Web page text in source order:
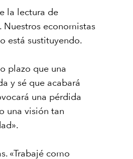
la lectura de
economistas
está sustituyendo.
plazo que una
y sé que acabará
una pérdida
una visión tan
«Trabajé como